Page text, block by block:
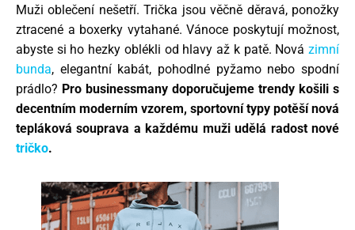
Muži oblečení nešetří. Trička jsou věčně děravá, ponožky
ztracené a boxerky vytahané. Vánoce poskytují možnost,
abyste si ho hezky oblékli od hlavy až k patě. Nová zimní
bunda, elegantní kabát, pohodlné pyžamo nebo spodní
prádlo? Pro businessmany doporučujeme trendy košili s
decentním moderním vzorem, sportovní typy potěší nová
tepláková souprava a každému muži udělá radost nové
tričko.